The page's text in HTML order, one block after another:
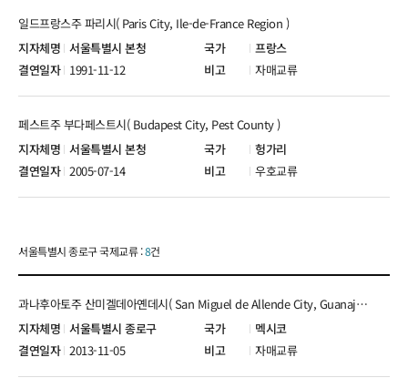
서울특별시 본청 프랑스
일드프랑스주 파리시( Paris City, Ile-de-France Region )
1991-11-12 자매교류
서울특별시 본청 헝가리
페스트주 부다페스트시( Budapest City, Pest County )
2005-07-14 우호교류
서울특별시 종로구 국제교류 :8건
서울특별시 종로구 멕시코
과나후아토주 산미겔데아옌데시( San Miguel de Allende City, Guanajuato State )
2013-11-05 자매교류